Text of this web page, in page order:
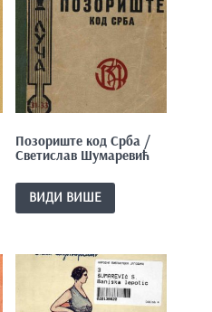
Позориште код Срба /
Светислав Шумаревић
ВИДИ ВИШЕ